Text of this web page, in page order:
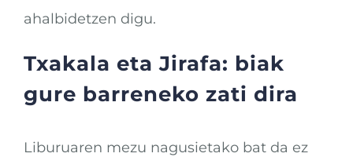
ahalbidetzen digu.
Txakala eta Jirafa: biak
gure barreneko zati dira
Liburuaren mezu nagusietako bat da ez